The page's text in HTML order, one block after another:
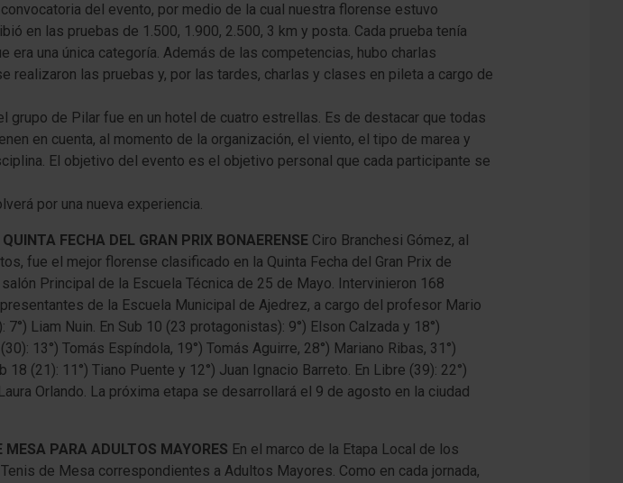
del evento, por medio de la cual nuestra florense estuvo
en las pruebas de 1.500, 1.900, 2.500, 3 km y posta. Cada prueba tenía
una única categoría. Además de las competencias, hubo charlas
realizaron las pruebas y, por las tardes, charlas y clases en pileta a cargo de
de Pilar fue en un hotel de cuatro estrellas. Es de destacar que todas
en cuenta, al momento de la organización, el viento, el tipo de marea y
El objetivo del evento es el objetivo personal que cada participante se
por una nueva experiencia.
FECHA DEL GRAN PRIX BONAERENSE Ciro Branchesi Gómez, al
fue el mejor florense clasificado en la Quinta Fecha del Gran Prix de
Principal de la Escuela Técnica de 25 de Mayo. Intervinieron 168
de la Escuela Municipal de Ajedrez, a cargo del profesor Mario
Liam Nuin. En Sub 10 (23 protagonistas): 9°) Elson Calzada y 18°)
13°) Tomás Espíndola, 19°) Tomás Aguirre, 28°) Mariano Ribas, 31°)
(21): 11°) Tiano Puente y 12°) Juan Ignacio Barreto. En Libre (39): 22°)
Orlando. La próxima etapa se desarrollará el 9 de agosto en la ciudad
PARA ADULTOS MAYORES En el marco de la Etapa Local de los
de Mesa correspondientes a Adultos Mayores. Como en cada jornada,